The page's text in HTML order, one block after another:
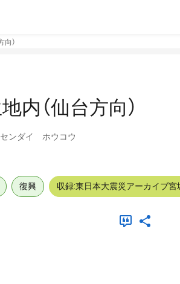
）
（仙台方向）
ンダイ ホウコウ
復興 収録:東日本大震災アーカイブ宮